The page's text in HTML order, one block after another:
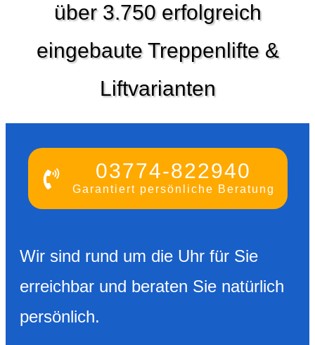
über 3.750 erfolgreich
eingebaute Treppenlifte &
Liftvarianten
03774-822940
Garantiert persönliche Beratung
Wir sind rund um die Uhr für Sie
erreichbar und beraten Sie natürlich
persönlich.